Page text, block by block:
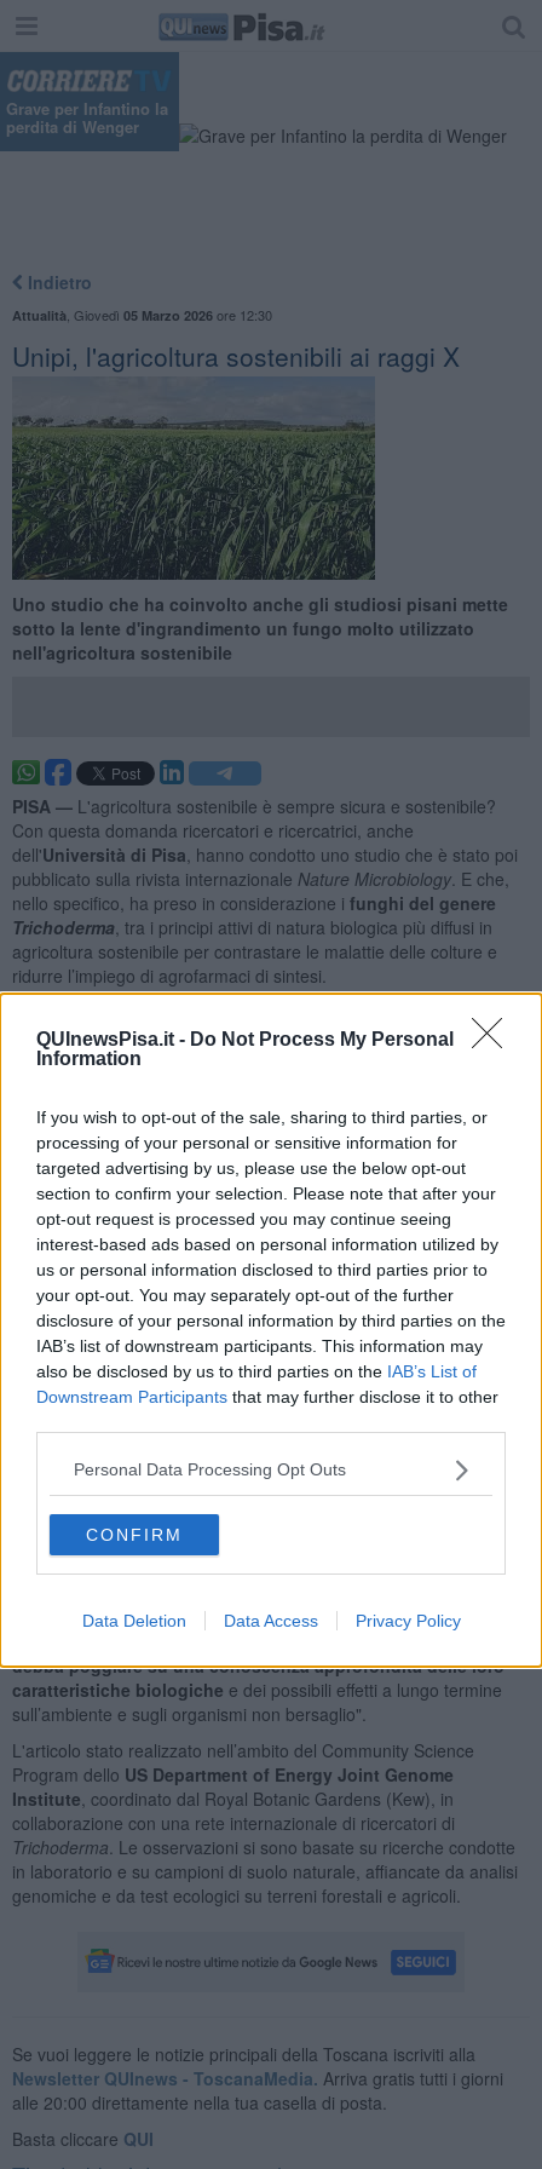
QUInewsPisa.it - Do Not Process My Personal
Information
If you wish to opt-out of the sale, sharing to third parties, or
processing of your personal or sensitive information for
targeted advertising by us, please use the below opt-out
section to confirm your selection. Please note that after your
opt-out request is processed you may continue seeing
interest-based ads based on personal information utilized by
us or personal information disclosed to third parties prior to
your opt-out. You may separately opt-out of the further
disclosure of your personal information by third parties on the
IAB’s list of downstream participants. This information may
also be disclosed by us to third parties on the IAB’s List of
Downstream Participants that may further disclose it to other
Personal Data Processing Opt Outs
CONFIRM
Data Deletion Data Access Privacy Policy
Grave per Infantino la
perdita di Wenger
Indietro
Attualità Giovedì 05 Marzo 2026ore 12:30
Unipi, l'agricoltura sostenibili ai raggi X
Uno studio che ha coinvolto anche gli studiosi pisani mette
sotto la lente d'ingrandimento un fungo molto utilizzato
nell'agricoltura sostenibile
PISA — L'agricoltura sostenibile è sempre sicura e sostenibile?
Con questa domanda ricercatori e ricercatrici, anche
dell'Università di Pisa , hanno condotto uno studio che è stato poi
pubblicato sulla rivista internazionale Nature Microbiology. E che,
nello specifico, ha preso in considerazione i funghi del genere
Trichoderma, tra i principi attivi di natura biologica più diffusi in
agricoltura sostenibile per contrastare le malattie delle colture e
ridurre l’impiego di agrofarmaci di sintesi.
nel controllo dei patogeni e indicacome distinguere i ceppi più
adatti all’uso agricolo da quelli che richiedono maggiore
Trichoderma , valutandone oltre 140 caratteristiche biologiche
legate al metabolismo, alla resistenza agli
stress
ambientali, alla
capacità di diffusione e alle strategie riproduttive.
Molte delle specie analizzate sonomicoparassite: vivono cioè a
spese di altri funghi, la maggior parte dei quali dannosi per le
piante. Proprio per questa capacità svolgono un ruolo importante
come agenti di biocontrollo, contribuendo a limitare naturalmente la
diffusione delle malattie vegetali. Allo stesso tempo però, le specie
analizzate hanno mostrato una forte variabilità di
comportamento . Alcune, se non selezionati con attenzione,
possono sfruttare condizioni favorevoli e produrre effetti non
previsti, come una diffusione oltre l’area trattata, interferenze con
altri organismi utili o problemi in contesti colturali specifici.
"Questo lavoro contribuisce a
non solo più vicina, ma anche più consapevole
Sabrina Sarrocco, docente di Patologia vegetale al Dipartimento di
vicepresidente della Società Italiana di Patologia
debba poggiare su una conoscenza approfondita delle loro
caratteristiche biologiche e dei possibili effetti a lungo termine
sull’ambiente e sugli organismi non bersaglio".
L'articolo stato realizzato nell’ambito del Community Science
Program dello US Department of Energy Joint Genome
Institute , coordinato dal Royal Botanic Gardens (Kew), in
collaborazione con una rete internazionale di ricercatori di
Trichoderma . Le osservazioni si sono basate su ricerche condotte
in laboratorio e su campioni di suolo naturale, affiancate da analisi
genomiche e da test ecologici su terreni forestali e agricoli.
Se vuoi leggere le notizie principali della Toscana iscriviti alla
Newsletter QUInews - ToscanaMedia. Arriva gratis tutti i giorni
alle 20:00 direttamente nella tua casella di posta.
Basta cliccare QUI